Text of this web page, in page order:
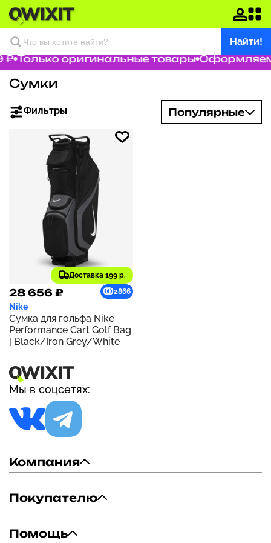
Найти!
₽ Только оригинальные товары Оформляем
Сумки
Фильтры Популярные
Доставка 199 р.
28 656 ₽ 2866
Nike
Сумка для гольфа Nike
Performance Cart Golf Bag
| Black/Iron Grey/White
Мы в соцсетях:
Компания
Покупателю
Помощь